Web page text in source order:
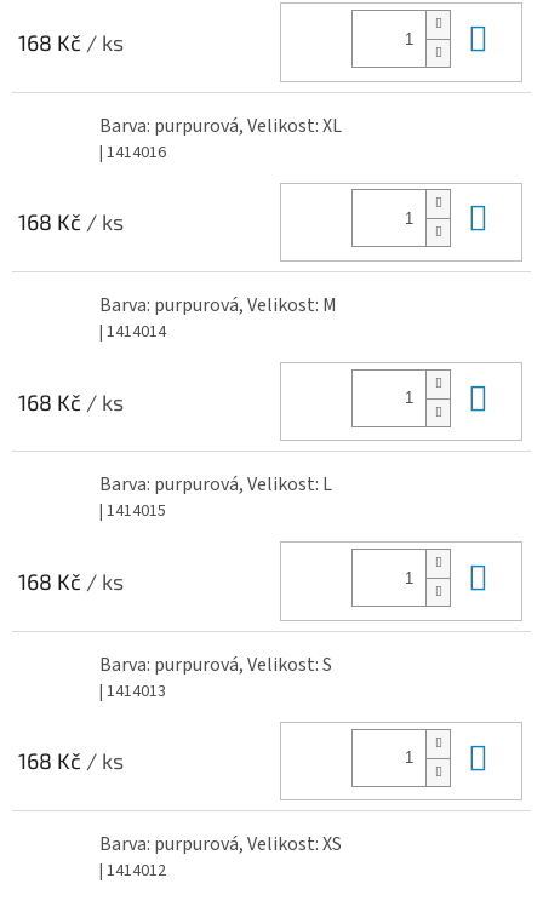
168 Kč / ks
Barva: purpurová, Velikost: XL
| 1414016
168 Kč / ks
Barva: purpurová, Velikost: M
| 1414014
168 Kč / ks
Barva: purpurová, Velikost: L
| 1414015
168 Kč / ks
Barva: purpurová, Velikost: S
| 1414013
168 Kč / ks
Barva: purpurová, Velikost: XS
| 1414012